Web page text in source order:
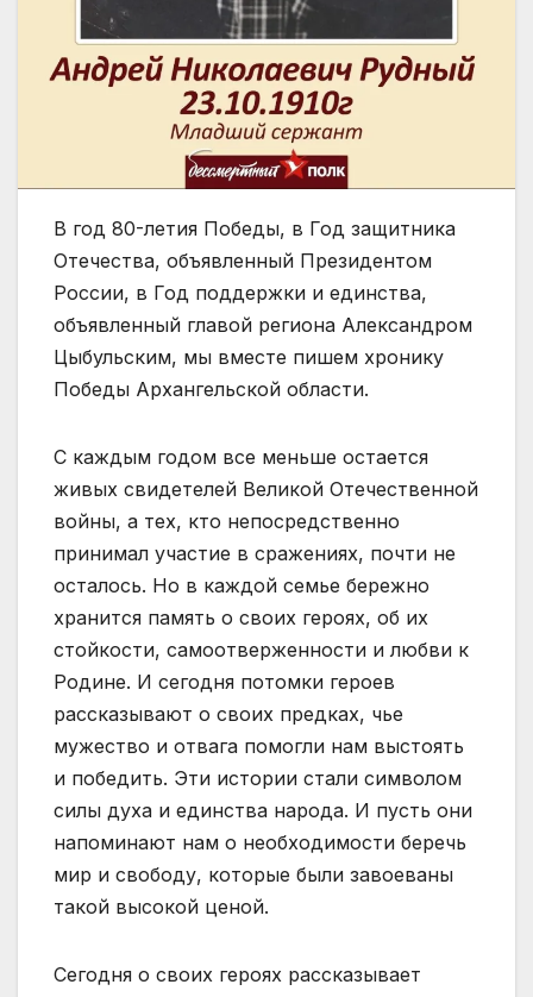
В год 80-летия Победы, в Год защитника
Отечества, объявленный Президентом
России, в Год поддержки и единства,
объявленный главой региона Александром
Цыбульским, мы вместе пишем хронику
Победы Архангельской области.
С каждым годом все меньше остается
живых свидетелей Великой Отечественной
войны, а тех, кто непосредственно
принимал участие в сражениях, почти не
осталось. Но в каждой семье бережно
хранится память о своих героях, об их
стойкости, самоотверженности и любви к
Родине. И сегодня потомки героев
рассказывают о своих предках, чье
мужество и отвага помогли нам выстоять
и победить. Эти истории стали символом
силы духа и единства народа. И пусть они
напоминают нам о необходимости беречь
мир и свободу, которые были завоеваны
такой высокой ценой.
Сегодня о своих героях рассказывает